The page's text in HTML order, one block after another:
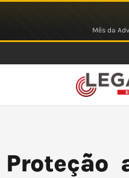
Mês da
Proteção